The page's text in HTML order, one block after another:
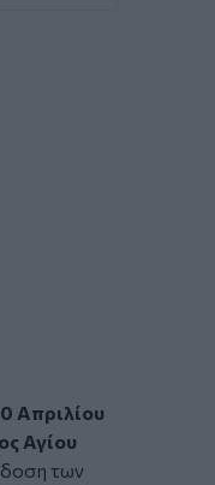
Απριλίου
Αγίου
των